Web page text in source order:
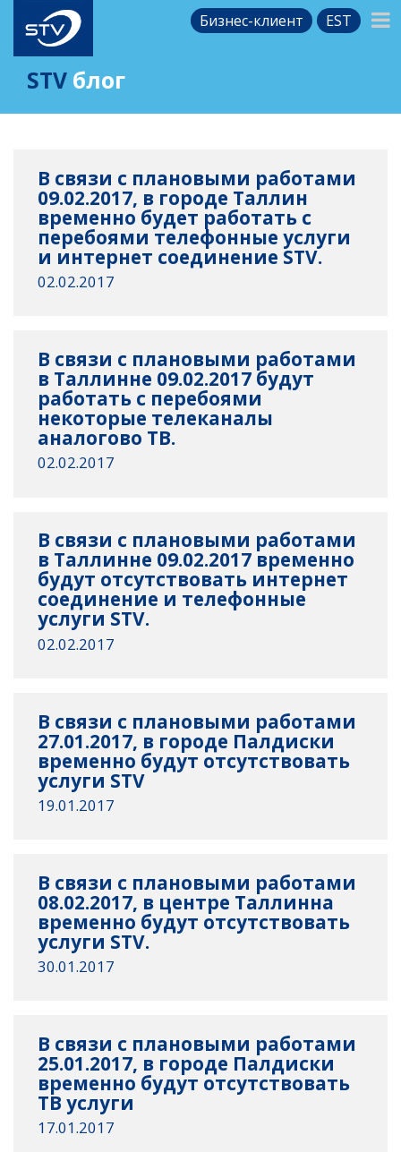
Бизнес-клиент EST
STV блог
В связи с плановыми работами
09.02.2017, в городе Таллин
временно будет работать с
перебоями телефонные услуги
и интернет соединение STV.
02.02.2017
В связи с плановыми работами
в Таллинне 09.02.2017 будут
работать с перебоями
некоторые телеканалы
аналогово ТВ.
02.02.2017
В связи с плановыми работами
в Таллинне 09.02.2017 временно
будут отсутствовать интернет
соединение и телефонные
услуги STV.
02.02.2017
В связи с плановыми работами
27.01.2017, в городе Палдиски
временно будут отсутствовать
услуги STV
19.01.2017
В связи с плановыми работами
08.02.2017, в центре Таллинна
временно будут отсутствовать
услуги STV.
30.01.2017
В связи с плановыми работами
25.01.2017, в городе Палдиски
временно будут отсутствовать
ТВ услуги
17.01.2017